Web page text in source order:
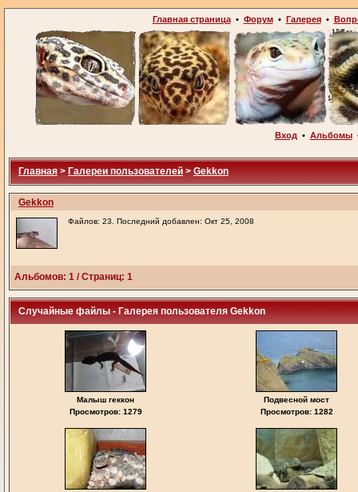
Главная страница• Форум• Галерея•
Вход • Альбомы
Главная > Галереи пользователей > Gekkon
Gekkon
Файлов: 23. Последний добавлен: Окт 25, 2008
Альбомов: 1 / Страниц: 1
Случайные файлы - Галерея пользователя Gekkon
Малыш геккон
Просмотров: 1279
Подвесной мост
Просмотров: 1282